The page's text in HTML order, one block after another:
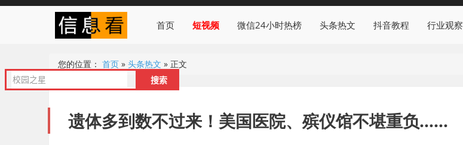
首页 短视频 微信24小时热榜 头条热文 抖音教程 行业观察
您的位置： 首页 » 头条热文 » 正文
遗体多到数不过来！美国医院、殡仪馆不堪重负……